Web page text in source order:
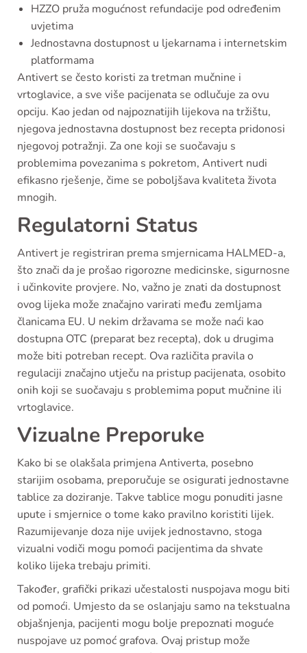
HZZO pruža mogućnost refundacije pod određenim
uvjetima
Jednostavna dostupnost u ljekarnama i internetskim
platformama
Antivert se često koristi za tretman mučnine i
vrtoglavice, a sve više pacijenata se odlučuje za ovu
opciju. Kao jedan od najpoznatijih lijekova na tržištu,
njegova jednostavna dostupnost bez recepta pridonosi
njegovoj potražnji. Za one koji se suočavaju s
problemima povezanima s pokretom, Antivert nudi
efikasno rješenje, čime se poboljšava kvaliteta života
mnogih.
Regulatorni Status
Antivert je registriran prema smjernicama HALMED-a,
što znači da je prošao rigorozne medicinske, sigurnosne
i učinkovite provjere. No, važno je znati da dostupnost
ovog lijeka može značajno varirati među zemljama
članicama EU. U nekim državama se može naći kao
dostupna OTC (preparat bez recepta), dok u drugima
može biti potreban recept. Ova različita pravila o
regulaciji značajno utječu na pristup pacijenata, osobito
onih koji se suočavaju s problemima poput mučnine ili
vrtoglavice.
Vizualne Preporuke
Kako bi se olakšala primjena Antiverta, posebno
starijim osobama, preporučuje se osigurati jednostavne
tablice za doziranje. Takve tablice mogu ponuditi jasne
upute i smjernice o tome kako pravilno koristiti lijek.
Razumijevanje doza nije uvijek jednostavno, stoga
vizualni vodiči mogu pomoći pacijentima da shvate
koliko lijeka trebaju primiti.
Također, grafički prikazi učestalosti nuspojava mogu biti
od pomoći. Umjesto da se oslanjaju samo na tekstualna
objašnjenja, pacijenti mogu bolje prepoznati moguće
nuspojave uz pomoć grafova. Ovaj pristup može